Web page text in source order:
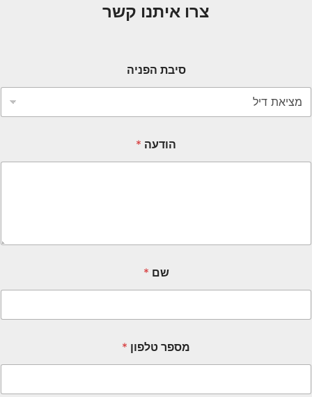
צרו איתנו קשר
סיבת הפניה
הודעה *
שם *
מספר טלפון *